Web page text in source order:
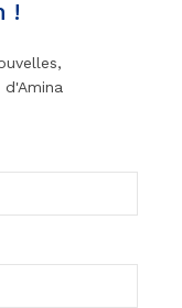
message sur
0:13
!